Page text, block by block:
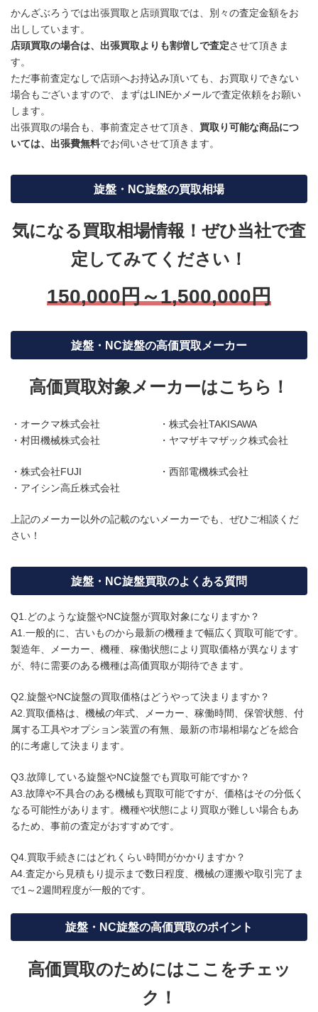
かんざぶろうでは出張買取と店頭買取では、別々の査定金額をお
出ししています。
店頭買取の場合は、出張買取よりも割増しで査定させて頂きま
す。
ただ事前査定なしで店頭へお持込み頂いても、お買取りできない
場合もございますので、まずはLINEかメールで査定依頼をお願い
します。
出張買取の場合も、事前査定させて頂き、 買取り可能な商品につ
いては、出張費無料でお伺いさせて頂きます。
旋盤・NC旋盤の買取相場
気になる買取相場情報！ぜひ当社で査
定してみてください！
150,000円～1,500,000円
旋盤・NC旋盤の高価買取メーカー
高価買取対象メーカーはこちら！
・オークマ株式会社
・村田機械株式会社
・株式会社TAKISAWA
・ヤマザキマザック株式会社
・株式会社FUJI
・アイシン高丘株式会社
・西部電機株式会社
上記のメーカー以外の記載のないメーカーでも、ぜひご相談くだ
さい！
旋盤・NC旋盤買取のよくある質問
Q1.どのような旋盤やNC旋盤が買取対象になりますか？
A1.一般的に、古いものから最新の機種まで幅広く買取可能です。
製造年、メーカー、機種、稼働状態により買取価格が異なります
が、特に需要のある機種は高価買取が期待できます。
Q2.旋盤やNC旋盤の買取価格はどうやって決まりますか？
A2.買取価格は、機械の年式、メーカー、稼働時間、保管状態、付
属する工具やオプション装置の有無、最新の市場相場などを総合
的に考慮して決まります。
Q3.故障している旋盤やNC旋盤でも買取可能ですか？
A3.故障や不具合のある機械も買取可能ですが、価格はその分低く
なる可能性があります。機種や状態により買取が難しい場合もあ
るため、事前の査定がおすすめです。
Q4.買取手続きにはどれくらい時間がかかりますか？
A4.査定から見積もり提示まで数日程度、機械の運搬や取引完了ま
で1～2週間程度が一般的です。
旋盤・NC旋盤の高価買取のポイント
高価買取のためにはここをチェッ
ク！